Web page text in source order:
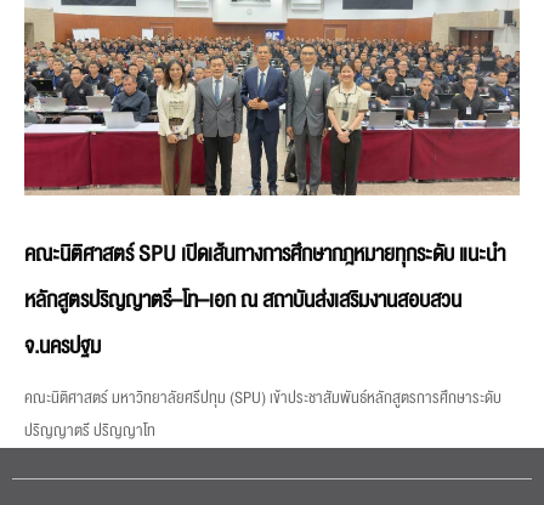
คณะนิติศาสตร์ SPU เปิดเส้นทางการศึกษากฎหมายทุกระดับ แนะนำ
หลักสูตรปริญญาตรี–โท–เอก ณ สถาบันส่งเสริมงานสอบสวน
จ.นครปฐม
คณะนิติศาสตร์ มหาวิทยาลัยศรีปทุม (SPU) เข้าประชาสัมพันธ์หลักสูตรการศึกษาระดับ
ปริญญาตรี ปริญญาโท